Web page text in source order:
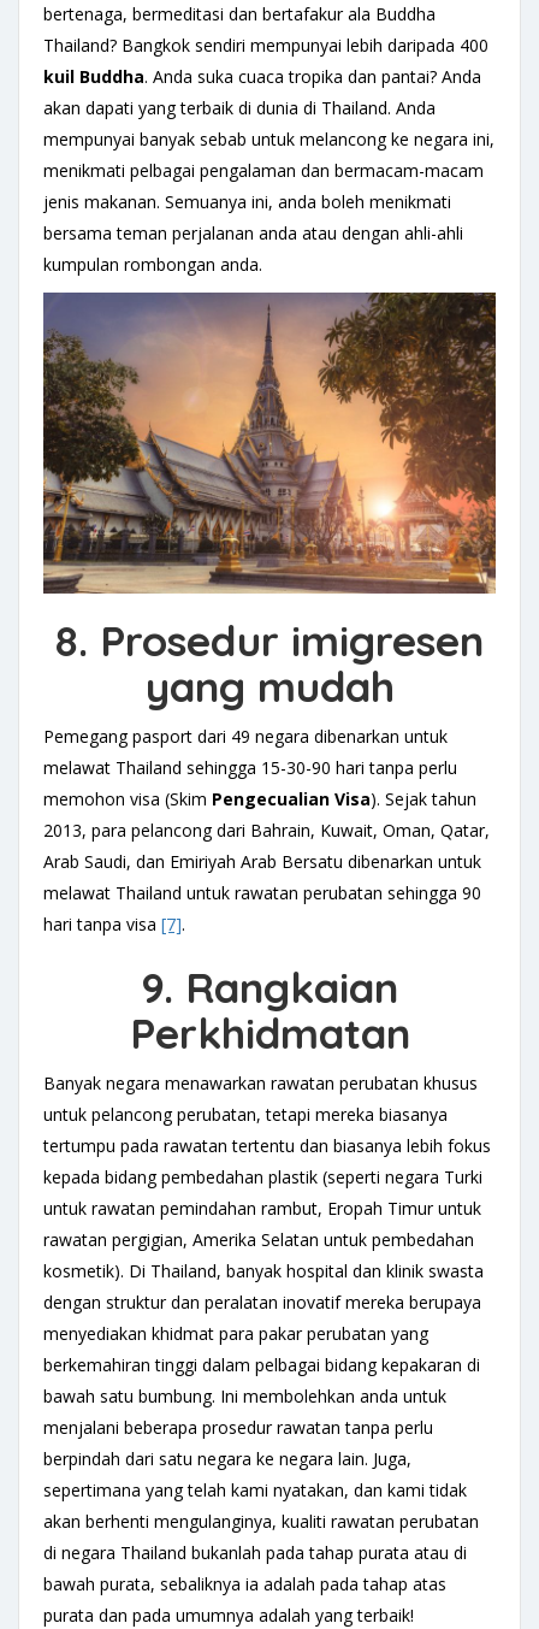
bertenaga, bermeditasi dan bertafakur ala Buddha
Thailand? Bangkok sendiri mempunyai lebih daripada 400
kuil Buddha. Anda suka cuaca tropika dan pantai? Anda
akan dapati yang terbaik di dunia di Thailand. Anda
mempunyai banyak sebab untuk melancong ke negara ini,
menikmati pelbagai pengalaman dan bermacam-macam
jenis makanan. Semuanya ini, anda boleh menikmati
bersama teman perjalanan anda atau dengan ahli-ahli
kumpulan rombongan anda.
8. Prosedur imigresen
yang mudah
Pemegang pasport dari 49 negara dibenarkan untuk
melawat Thailand sehingga 15-30-90 hari tanpa perlu
memohon visa (Skim Pengecualian Visa). Sejak tahun
2013, para pelancong dari Bahrain, Kuwait, Oman, Qatar,
Arab Saudi, dan Emiriyah Arab Bersatu dibenarkan untuk
melawat Thailand untuk rawatan perubatan sehingga 90
hari tanpa visa [7].
9. Rangkaian
Perkhidmatan
Banyak negara menawarkan rawatan perubatan khusus
untuk pelancong perubatan, tetapi mereka biasanya
tertumpu pada rawatan tertentu dan biasanya lebih fokus
kepada bidang pembedahan plastik (seperti negara Turki
untuk rawatan pemindahan rambut, Eropah Timur untuk
rawatan pergigian, Amerika Selatan untuk pembedahan
kosmetik). Di Thailand, banyak hospital dan klinik swasta
dengan struktur dan peralatan inovatif mereka berupaya
menyediakan khidmat para pakar perubatan yang
berkemahiran tinggi dalam pelbagai bidang kepakaran di
bawah satu bumbung. Ini membolehkan anda untuk
menjalani beberapa prosedur rawatan tanpa perlu
berpindah dari satu negara ke negara lain. Juga,
sepertimana yang telah kami nyatakan, dan kami tidak
akan berhenti mengulanginya, kualiti rawatan perubatan
di negara Thailand bukanlah pada tahap purata atau di
bawah purata, sebaliknya ia adalah pada tahap atas
purata dan pada umumnya adalah yang terbaik!